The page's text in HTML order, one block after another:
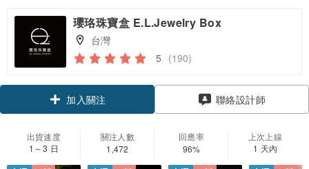
瓔珞珠寶盒 E.L.Jewelry Box
台灣
5 (190)
加入關注 聯絡設計師
出貨速度
1～3 日
關注人數
1,472
回應率
96%
上次上線
1 天內